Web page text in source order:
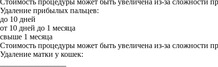
Стоимость процедуры может быть увеличена из-за сложности
Удаление прибылых пальцев:
до 10 дней
от 10 дней до 1 месяца
свыше 1 месяца
Стоимость процедуры может быть увеличена из-за сложности
Удаление матки у кошек: